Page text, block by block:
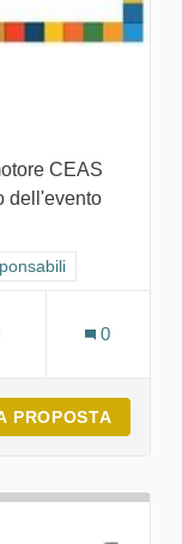
CEAS
dell'evento
Consumo e
0
PROPOSTA